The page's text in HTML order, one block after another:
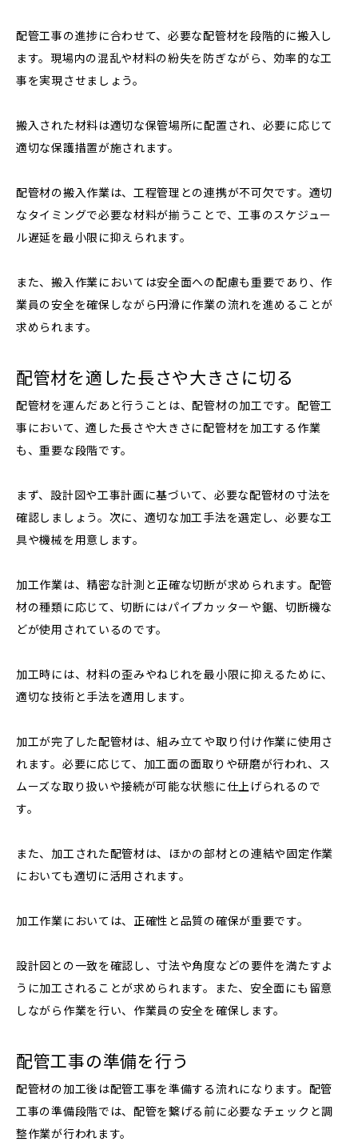
配管工事の進捗に合わせて、必要な配管材を段階的に搬入し
ます。現場内の混乱や材料の紛失を防ぎながら、効率的な工
事を実現させましょう。
搬入された材料は適切な保管場所に配置され、必要に応じて
適切な保護措置が施されます。
配管材の搬入作業は、工程管理との連携が不可欠です。適切
なタイミングで必要な材料が揃うことで、工事のスケジュー
ル遅延を最小限に抑えられます。
また、搬入作業においては安全面への配慮も重要であり、作
業員の安全を確保しながら円滑に作業の流れを進めることが
求められます。
配管材を適した長さや大きさに切る
配管材を運んだあと行うことは、配管材の加工です。配管工
事において、適した長さや大きさに配管材を加工する作業
も、重要な段階です。
まず、設計図や工事計画に基づいて、必要な配管材の寸法を
確認しましょう。次に、適切な加工手法を選定し、必要な工
具や機械を用意します。
加工作業は、精密な計測と正確な切断が求められます。配管
材の種類に応じて、切断にはパイプカッターや鋸、切断機な
どが使用されているのです。
加工時には、材料の歪みやねじれを最小限に抑えるために、
適切な技術と手法を適用します。
加工が完了した配管材は、組み立てや取り付け作業に使用さ
れます。必要に応じて、加工面の面取りや研磨が行われ、ス
ムーズな取り扱いや接続が可能な状態に仕上げられるので
す。
また、加工された配管材は、ほかの部材との連結や固定作業
においても適切に活用されます。
加工作業においては、正確性と品質の確保が重要です。
設計図との一致を確認し、寸法や角度などの要件を満たすよ
うに加工されることが求められます。また、安全面にも留意
しながら作業を行い、作業員の安全を確保します。
配管工事の準備を行う
配管材の加工後は配管工事を準備する流れになります。配管
工事の準備段階では、配管を繋げる前に必要なチェックと調
整作業が行われます。